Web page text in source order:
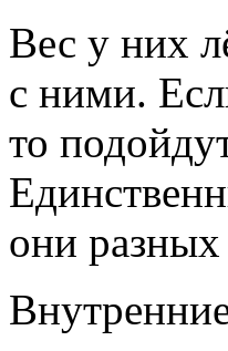
Вес у них
с ними.
то
они